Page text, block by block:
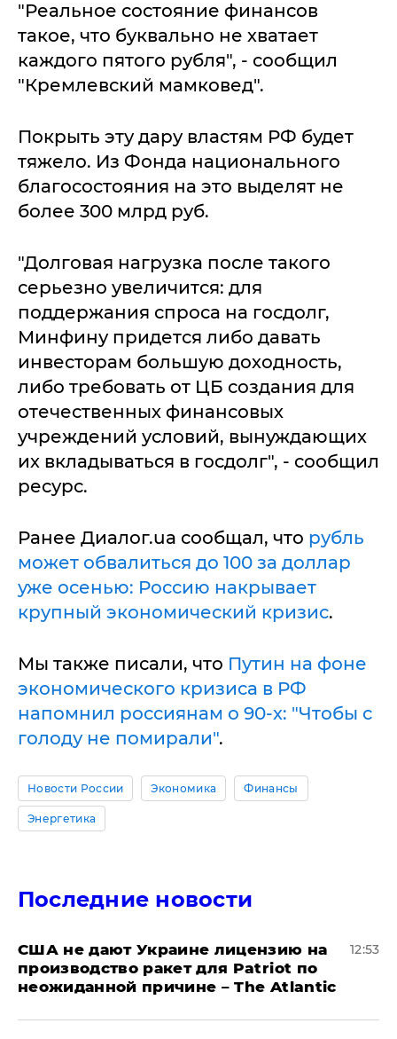
"Реальное состояние финансов
такое, что буквально не хватает
каждого пятого рубля", - сообщил
"Кремлевский мамковед".
Покрыть эту дару властям РФ будет
тяжело. Из Фонда национального
благосостояния на это выделят не
более 300 млрд руб.
"Долговая нагрузка после такого
серьезно увеличится: для
поддержания спроса на госдолг,
Минфину придется либо давать
инвесторам большую доходность,
либо требовать от ЦБ создания для
отечественных финансовых
учреждений условий, вынуждающих
их вкладываться в госдолг", - сообщил
ресурс.
Ранее Диалог.ua сообщал, что рубль
может обвалиться до 100 за доллар
уже осенью: Россию накрывает
крупный экономический кризис.
Мы также писали, что Путин на фоне
экономического кризиса в РФ
напомнил россиянам о 90-х: "Чтобы с
голоду не помирали".
Новости России Экономика Финансы
Энергетика
Последние новости
США не дают Украине лицензию на
производство ракет для Patriot по
неожиданной причине – The Atlantic
12:53